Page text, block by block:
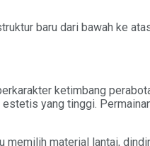
baru dari bawah ke
ketimbang
yang tinggi.
material lantai,